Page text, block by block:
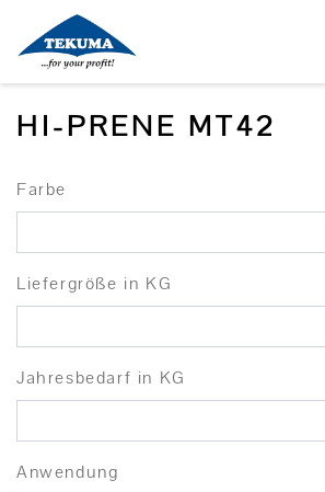
HI-PRENE MT42
Farbe
Liefergröße in KG
Jahresbedarf in KG
Anwendung